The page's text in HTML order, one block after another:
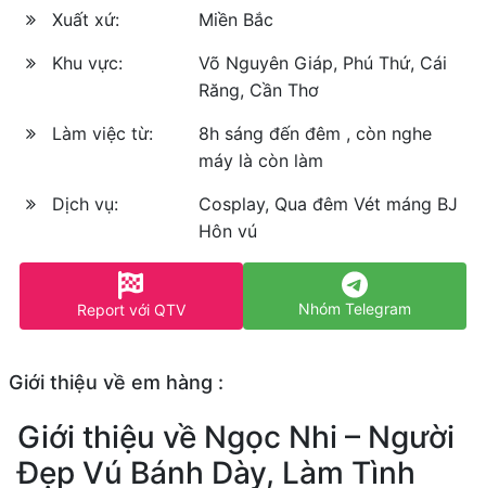
Xuất xứ:
Miền Bắc
Khu vực:
Võ Nguyên Giáp, Phú Thứ, Cái
Răng, Cần Thơ
Làm việc từ:
8h sáng đến đêm , còn nghe
máy là còn làm
Dịch vụ:
Cosplay, Qua đêm Vét máng BJ
Hôn vú
Report với QTV Nhóm Telegram
Giới thiệu về em hàng :
Giới thiệu về Ngọc Nhi – Người
Đẹp Vú Bánh Dày, Làm Tình